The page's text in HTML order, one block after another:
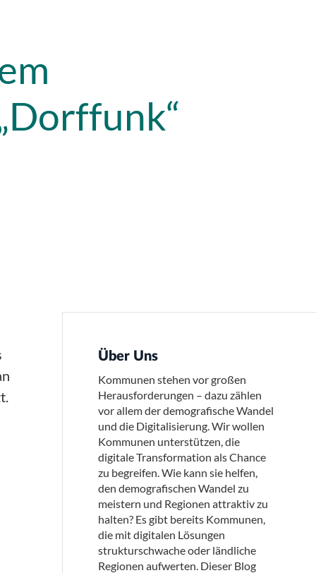
Über Uns
Kommunen stehen vor großen
Herausforderungen – dazu zählen
vor allem der demografische Wandel
und die Digitalisierung. Wir wollen
Kommunen unterstützen, die
digitale Transformation als Chance
zu begreifen. Wie kann sie helfen,
den demografischen Wandel zu
meistern und Regionen attraktiv zu
halten? Es gibt bereits Kommunen,
die mit digitalen Lösungen
strukturschwache oder ländliche
Regionen aufwerten. Dieser Blog